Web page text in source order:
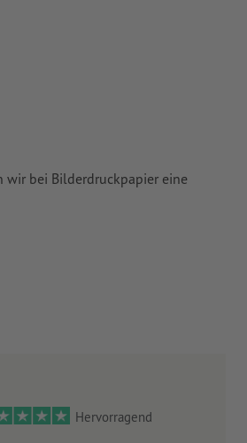
wir bei Bilderdruckpapier eine
Hervorragend